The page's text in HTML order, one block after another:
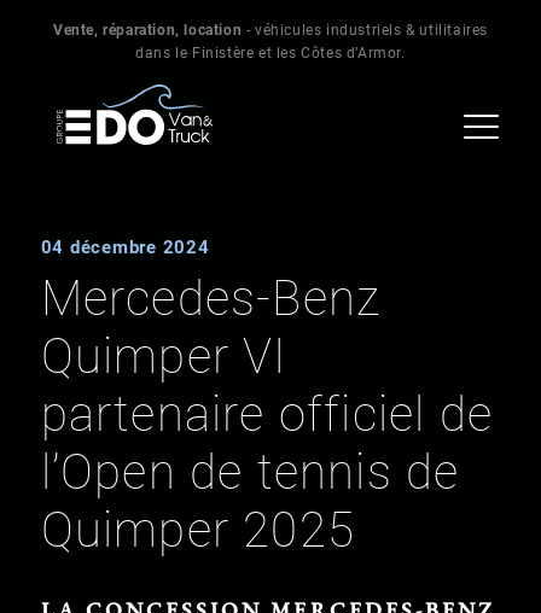
Vente, réparation, location - véhicules industriels & utilitaires
dans le Finistère et les Côtes d’Armor.
04 décembre 2024
Mercedes-Benz
Quimper VI
partenaire officiel de
l’Open de tennis de
Quimper 2025